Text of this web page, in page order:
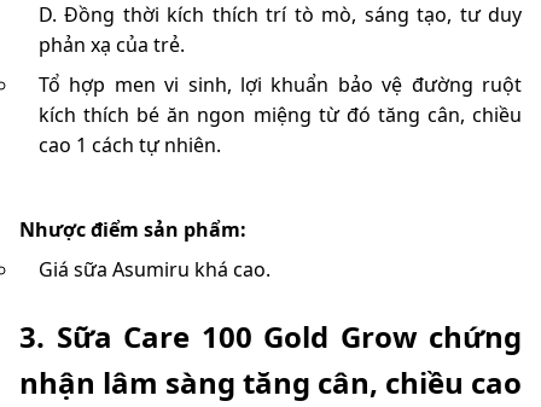
D. Đồng thời kích thích trí tò mò, sáng tạo, tư duy
phản xạ của trẻ.
Tổ hợp men vi sinh, lợi khuẩn bảo vệ đường ruột
kích thích bé ăn ngon miệng từ đó tăng cân, chiều
cao 1 cách tự nhiên.
Nhược điểm sản phẩm:
Giá sữa Asumiru khá cao.
3. Sữa Care 100 Gold Grow chứng
nhận lâm sàng tăng cân, chiều cao